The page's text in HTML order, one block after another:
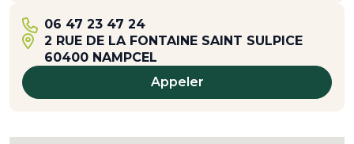
06 47 23 47 24
2 RUE DE LA FONTAINE SAINT SULPICE
60400 NAMPCEL
Appeler